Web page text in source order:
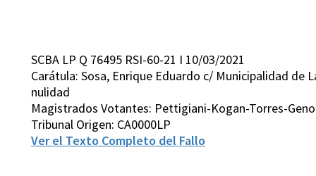
SCBA LP Q 76495 RSI-60-21 I 10/03/2021
Carátula: Sosa, Enrique Eduardo c/ Municipalidad
nulidad
Magistrados Votantes: Pettigiani-Kogan-Torres-
Tribunal Origen: CA0000LP
Ver el Texto Completo del Fallo